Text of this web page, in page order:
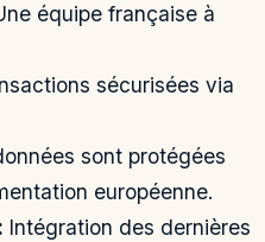
équipe française à
sécurisées via
sont protégées
européenne.
Intégration des dernières